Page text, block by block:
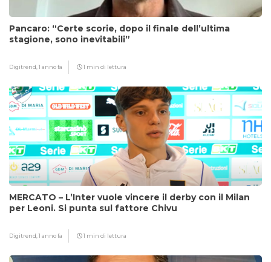
Pancaro: “Certe scorie, dopo il finale dell’ultima
stagione, sono inevitabili”
Digitrend,1 anno fa 1 min di lettura
MERCATO – L’Inter vuole vincere il derby con il Milan
per Leoni. Si punta sul fattore Chivu
Digitrend,1 anno fa 1 min di lettura